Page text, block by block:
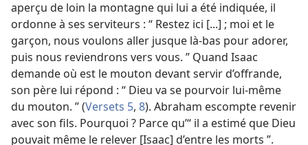
aperçu de loin la montagne qui lui a été indiquée, il
ordonne à ses serviteurs : “ Restez ici [...] ; moi et le
garçon, nous voulons aller jusque là-bas pour adorer,
puis nous reviendrons vers vous. ” Quand Isaac
demande où est le mouton devant servir d’offrande,
son père lui répond : “ Dieu va se pourvoir lui-​même
du mouton. ” (Versets 5, 8). Abraham escompte revenir
avec son fils. Pourquoi ? Parce qu’“ il a estimé que Dieu
pouvait même le relever [Isaac] d’entre les morts ”.